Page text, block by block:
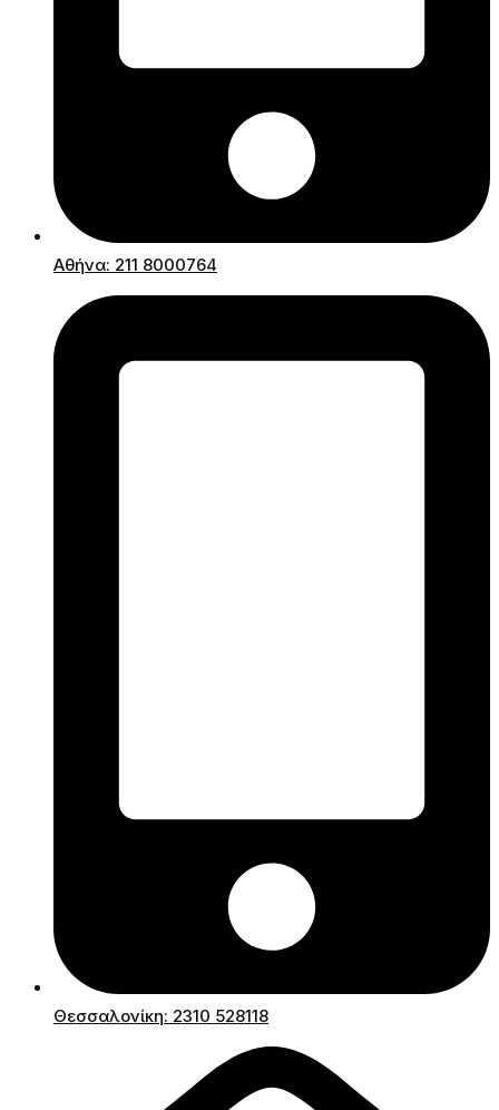
Αθήνα: 211 8000764
Θεσσαλονίκη: 2310 528118